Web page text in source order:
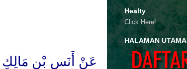
عَنْ أَنَسِ بْنِ مَالِكٍ
Healty
Click Here!
HALAMAN UTAMA